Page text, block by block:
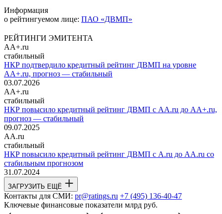
Информация
о рейтингуемом лице: ПАО «ДВМП»
РЕЙТИНГИ ЭМИТЕНТА
AA+.ru
стабильный
НКР подтвердило кредитный рейтинг ДВМП на уровне
AA+.ru, прогноз — стабильный
03.07.2026
AA+.ru
стабильный
НКР повысило кредитный рейтинг ДВМП с AA.ru до AA+.ru,
прогноз — стабильный
09.07.2025
AA.ru
стабильный
НКР повысило кредитный рейтинг ДВМП с A.ru до AA.ru со
стабильным прогнозом
31.07.2024
ЗАГРУЗИТЬ ЕЩЁ
Контакты для СМИ: pr@ratings.ru +7 (495) 136-40-47
Ключевые финансовые показатели млрд руб.